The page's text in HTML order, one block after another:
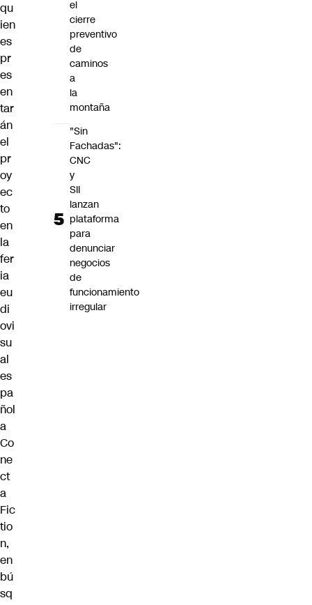
qu
ien
es
pr
es
en
tar
án
el
pr
oy
ec
to
en
la
fer
ia
eu
di
ovi
su
al
es
pa
ñol
a
Co
ne
ct
a
Fic
tio
n,
en
bú
sq
el
cierre
preventivo
de
caminos
a
la
montaña
"Sin
Fachadas":
CNC
y
SII
lanzan
plataforma
para
denunciar
negocios
de
funcionamiento
irregular